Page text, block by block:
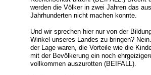
werden die Völker in zwei Jahren das
Jahrhunderten nicht machen konnte.
Und wir sprechen hier nur von der
Winkel unseres Landes zu bringen?
der Lage waren, die Vorteile wie die
mit der Bevölkerung ein noch
vollkommen auszurotten (BEIFALL).